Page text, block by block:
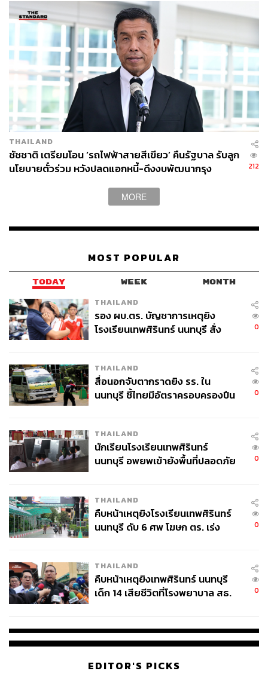
THAILAND
ชัชชาติ เตรียมโอน ‘รถไฟฟ้าสายสีเขียว’ คืนรัฐบาล รับลูก
นโยบายตั๋วร่วม หวังปลดแอกหนี้-ดึงงบพัฒนากรุง
212
MORE
MOST POPULAR
TODAY WEEK MONTH
THAILAND
รอง ผบ.ตร. บัญชาการเหตุยิง
โรงเรียนเทพศิรินทร์ นนทบุรี สั่ง
0
THAILAND
สื่อนอกจับตากราดยิง รร. ใน
นนทบุรี ชี้ไทยมีอัตราครอบครองปืน
0
THAILAND
นักเรียนโรงเรียนเทพศิรินทร์
นนทบุรี อพยพเข้ายังพื้นที่ปลอดภัย
0
THAILAND
คืบหน้าเหตุยิงโรงเรียนเทพศิรินทร์
นนทบุรี ดับ 6 ศพ โฆษก ตร. เร่ง
0
THAILAND
คืบหน้าเหตุยิงเทพศิรินทร์ นนทบุรี
เด็ก 14 เสียชีวิตที่โรงพยาบาล สธ.
0
EDITOR'S PICKS